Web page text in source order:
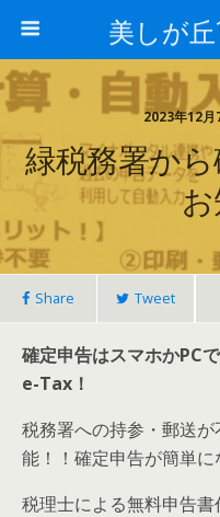
美しが
2023年12
緑税務署か
Share Tweet
確定申告はスマホかPC
e-Tax！
税務署への持参・郵送
能！！確定申告が簡単に
税理士による無料申告